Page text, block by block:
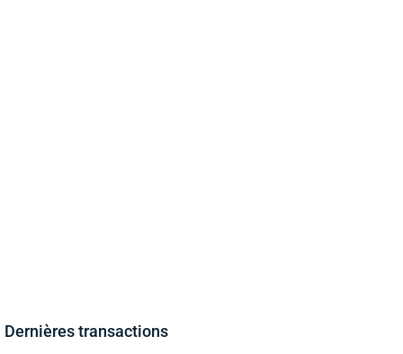
Dernières transactions